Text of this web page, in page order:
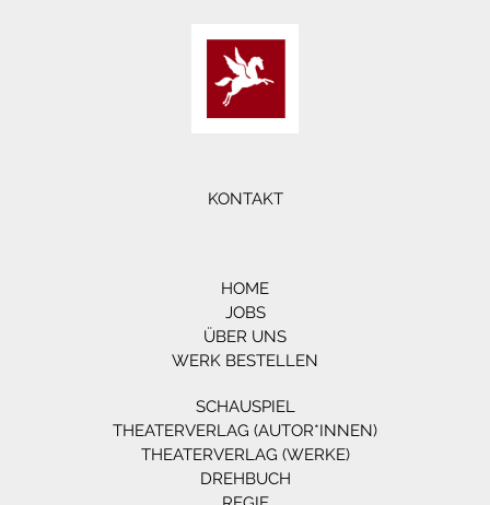
KONTAKT
HOME
JOBS
ÜBER UNS
WERK BESTELLEN
SCHAUSPIEL
THEATERVERLAG (AUTOR*INNEN)
THEATERVERLAG (WERKE)
DREHBUCH